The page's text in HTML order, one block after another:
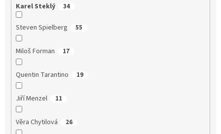
Karel Steklý 34
Steven Spielberg 55
Miloš Forman 17
Quentin Tarantino 19
Jiří Menzel 11
Věra Chytilová 26